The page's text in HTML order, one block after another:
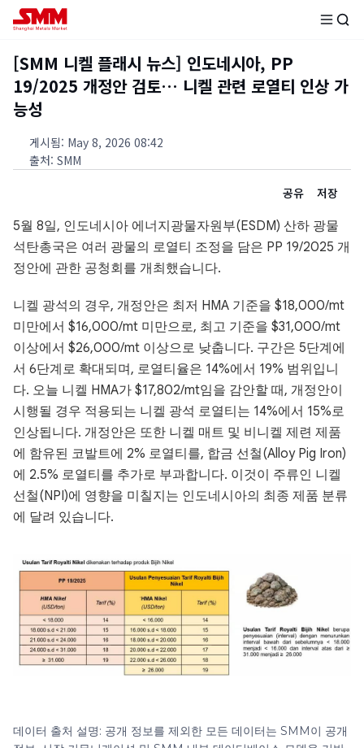
[SMM 니켈 플래시 뉴스] 인도네시아, PP
19/2025 개정안 검토… 니켈 관련 로열티 인상 가
능성
게시됨: May 8, 2026 08:42
출처: SMM
공유
저장
5월 8일, 인도네시아 에너지광물자원부(ESDM) 산하 광물
석탄총국은 여러 광물의 로열티 조정을 담은 PP 19/2025 개
정안에 관한 공청회를 개최했습니다.
니켈 광석의 경우, 개정안은 최저 HMA 기준을 $18,000/mt
미만에서 $16,000/mt 미만으로, 최고 기준을 $31,000/mt
이상에서 $26,000/mt 이상으로 낮춥니다. 구간은 5단계에
서 6단계로 확대되며, 로열티율은 14%에서 19% 범위입니
다. 오늘 니켈 HMA가 $17,802/mt임을 감안할 때, 개정안이
시행될 경우 적용되는 니켈 광석 로열티는 14%에서 15%로
인상됩니다. 개정안은 또한 니켈 매트 및 비니켈 제련 제품
에 함유된 코발트에 2% 로열티를, 합금 선철(Alloy Pig Iron)
에 2.5% 로열티를 추가로 부과합니다. 이것이 주류인 니켈
선철(NPI)에 영향을 미칠지는 인도네시아의 최종 제품 분류
에 달려 있습니다.
데이터 출처 설명: 공개 정보를 제외한 모든 데이터는 SMM이 공개